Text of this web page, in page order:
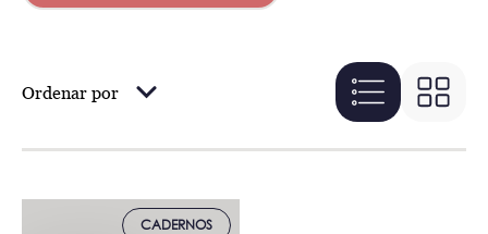
Ordenar por
CADERNOS